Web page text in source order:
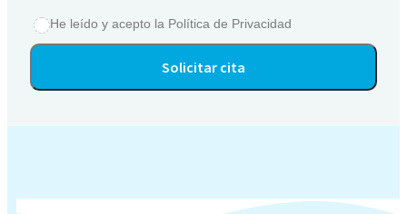
He leído y acepto la Política de Privacidad